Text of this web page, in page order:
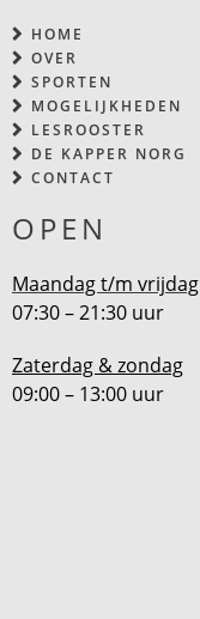
HOME
OVER
SPORTEN
MOGELIJKHEDEN
LESROOSTER
DE KAPPER NORG
CONTACT
OPEN
Maandag t/m vrijdag
07:30 – 21:30 uur
Zaterdag & zondag
09:00 – 13:00 uur